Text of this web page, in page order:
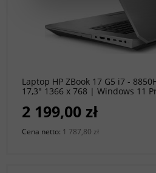
Laptop HP ZBook 17 G5 i7 -
17,3" 1366 x 768 | Windows 11
2 199,00 zł
Cena netto: 1 787,80 zł
do